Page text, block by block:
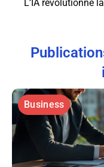
Business